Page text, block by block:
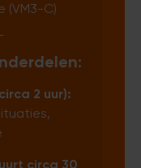
(VM3-C)
2 uur):
circa 30